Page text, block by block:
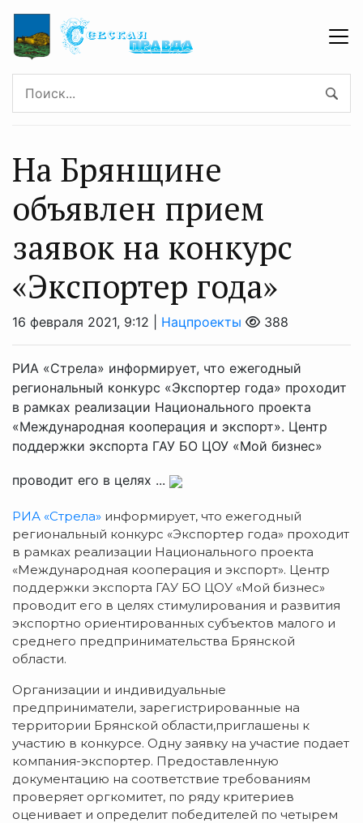
На Брянщине
объявлен прием
заявок на конкурс
«Экспортер года»
16 февраля 2021, 9:12 | Нацпроекты 388
РИА «Стрела» информирует, что ежегодный
региональный конкурс «Экспортер года» проходит
в рамках реализации Национального проекта
«Международная кооперация и экспорт». Центр
поддержки экспорта ГАУ БО ЦОУ «Мой бизнес»
проводит его в целях ...
РИА «Стрела» информирует, что ежегодный
региональный конкурс «Экспортер года» проходит
в рамках реализации Национального проекта
«Международная кооперация и экспорт». Центр
поддержки экспорта ГАУ БО ЦОУ «Мой бизнес»
проводит его в целях стимулирования и развития
экспортно ориентированных субъектов малого и
среднего предпринимательства Брянской
области.
Организации и индивидуальные
предприниматели, зарегистрированные на
территории Брянской области,приглашены к
участию в конкурсе. Одну заявку на участие подает
компания-экспортер. Предоставленную
документацию на соответствие требованиям
проверяет оргкомитет, по ряду критериев
оценивает и определит победителей по четырем